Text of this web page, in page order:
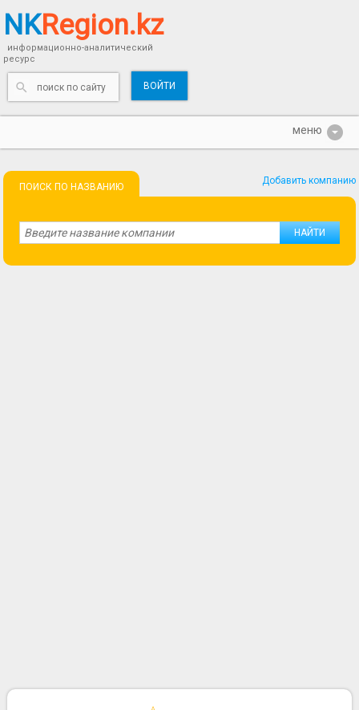
NKRegion.kz
информационно-аналитический
ресурс
ВОЙТИ
ПОИСК ПО НАЗВАНИЮ
Добавить компанию